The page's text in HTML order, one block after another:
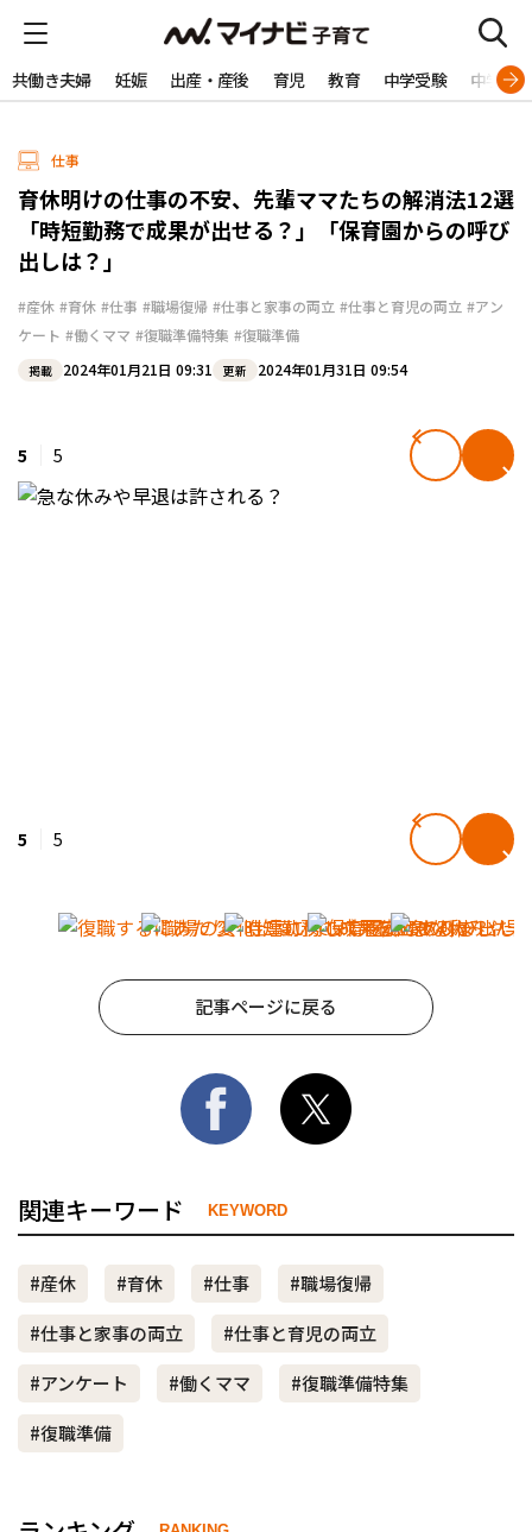
共働き夫婦 妊娠 出産・産後 育児 教育 中学受験 中学生
仕事
育休明けの仕事の不安、先輩ママたちの解消法12選
「時短勤務で成果が出せる？」「保育園からの呼び
出しは？」
#産休 #育休 #仕事 #職場復帰 #仕事と家事の両立 #仕事と育児の両立 #アン
ケート #働くママ #復職準備特集 #復職準備
掲載 2024年01月21日 09:31 更新 2024年01月31日 09:54
5 5
5 5
記事ページに戻る
関連キーワード KEYWORD
#産休 #育休 #仕事
#職場復帰
#仕事と家事の両立
#仕事と育児の両立
#アンケート
#働くママ
#復職準備特集
#復職準備